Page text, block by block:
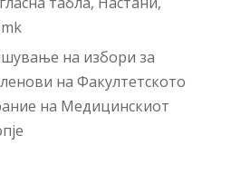
на избори за
на Факултетското
на Медицинскиот